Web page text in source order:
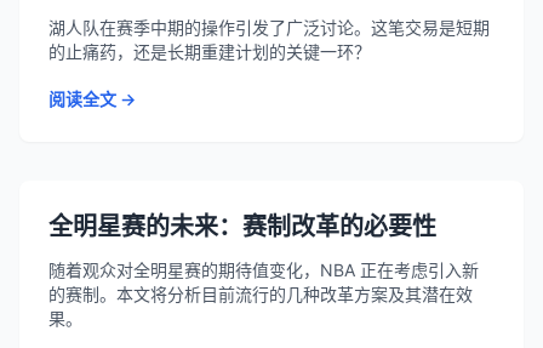
湖人队在赛季中期的操作引发了广泛讨论。这笔交易是短期
的止痛药，还是长期重建计划的关键一环？
阅读全文 →
全明星赛的未来：赛制改革的必要性
随着观众对全明星赛的期待值变化，NBA 正在考虑引入新
的赛制。本文将分析目前流行的几种改革方案及其潜在效
果。